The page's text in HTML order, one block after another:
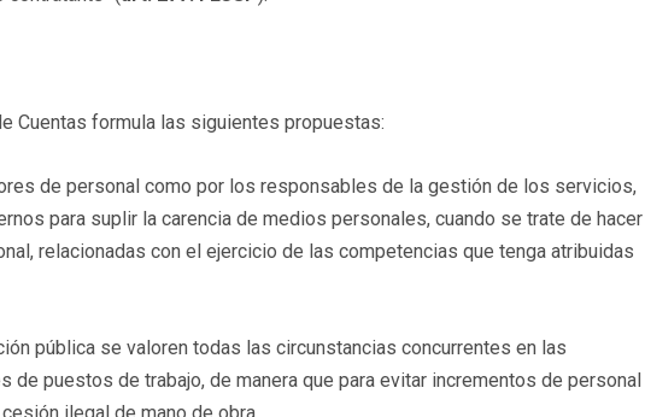
Cuentas formula las siguientes propuestas:
de personal como por los responsables de la gestión de los servicios,
para suplir la carencia de medios personales, cuando se trate de hacer
relacionadas con el ejercicio de las competencias que tenga atribuidas
pública se valoren todas las circunstancias concurrentes en las
puestos de trabajo, de manera que para evitar incrementos de personal
ilegal de mano de obra.